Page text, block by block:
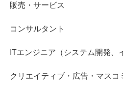
販売・サービス
コンサルタント
ITエンジニア（システム開発、
クリエイティブ・広告・マスコ